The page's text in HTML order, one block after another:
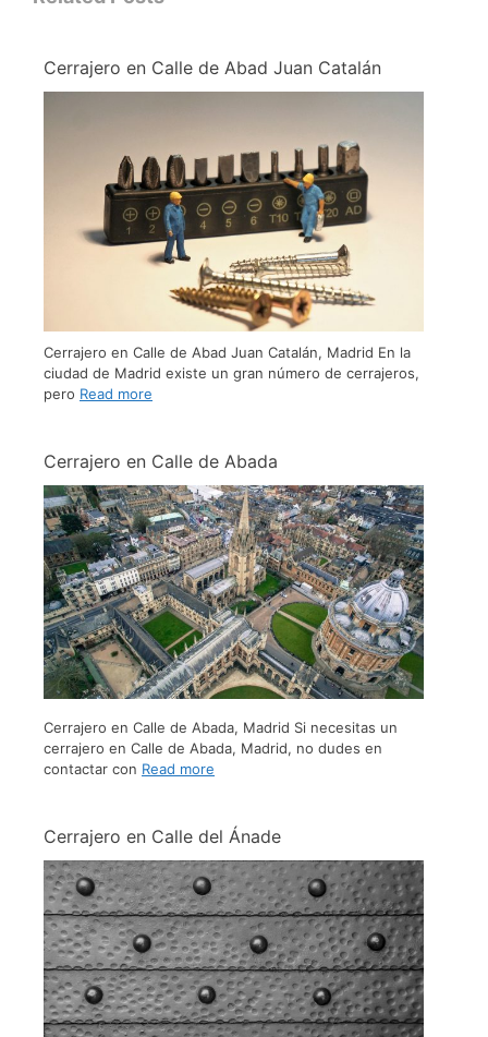
Cerrajero en Calle de Abad Juan Catalán
Cerrajero en Calle de Abad Juan Catalán, Madrid En la
ciudad de Madrid existe un gran número de cerrajeros,
pero Read more
Cerrajero en Calle de Abada
Cerrajero en Calle de Abada, Madrid Si necesitas un
cerrajero en Calle de Abada, Madrid, no dudes en
contactar con Read more
Cerrajero en Calle del Ánade